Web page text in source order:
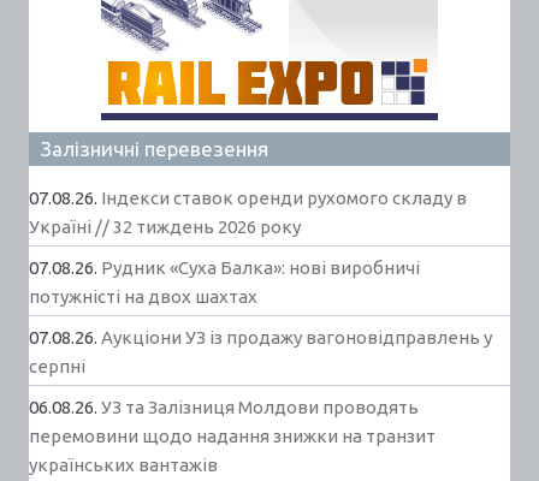
Залізничні перевезення
07.08.26. Індекси ставок оренди рухомого складу в
Україні // 32 тиждень 2026 року
07.08.26. Рудник «Суха Балка»: нові виробничі
потужністі на двох шахтах
07.08.26. Аукціони УЗ із продажу вагоновідправлень у
серпні
06.08.26. УЗ та Залізниця Молдови проводять
перемовини щодо надання знижки на транзит
українських вантажів